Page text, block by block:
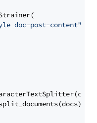
doc-post-content"